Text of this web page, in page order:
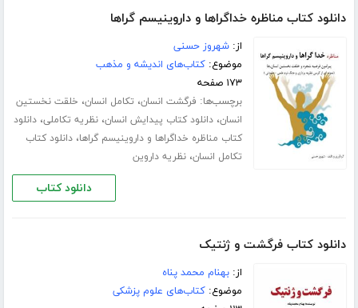
دانلود کتاب مناظره خداگراها و داروینیسم گراها
از:شهروز حسنی
موضوع:کتاب‌های اندیشه و مذهب
۱۷۳ صفحه
برچسب‌ها: فرگشت انسان، تکامل انسان، خلقت نخستین
انسان،دانلود کتاب پیدایش انسان،نظریه تکاملی،دانلود
کتاب مناظره خداگراها و داروینیسم گراها،دانلود کتاب
تکامل انسان،نظریه داروین
دانلود کتاب
دانلود کتاب فرگشت و ژنتیک
از:بهنام محمد پناه
موضوع:کتاب‌های علوم پزشکی